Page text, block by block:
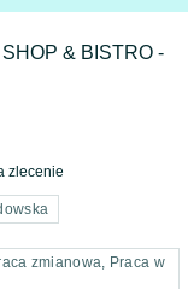
& BISTRO -
zlecenie
zmianowa, Praca w